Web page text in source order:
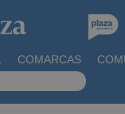
COMARCAS